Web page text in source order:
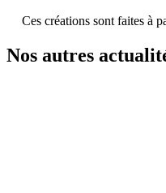
Ces créations sont faites à
Nos autres